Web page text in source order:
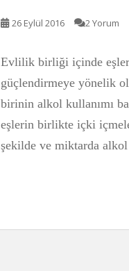
26 Eylül 2016 2 Yorum
Evlilik birliği içinde
güçlendirmeye yönelik
birinin alkol kullanımı
eşlerin birlikte içki
şekilde ve miktarda